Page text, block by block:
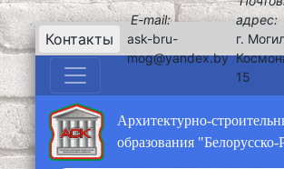
Контакты
E-mail:
ask-bru-
mog@yandex.by
адрес:
г.
15
Архитектурно-
образования